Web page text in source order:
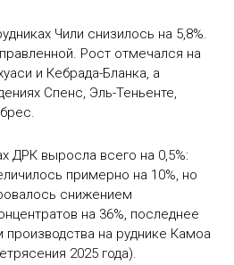
Чили снизилось на 5,8%.
Рост отмечался на
и Кебрада-Бланка, а
Спенс, Эль-Теньенте,
ДРК выросла всего на 0,5%:
примерно на 10%, но
снижением
на 36%, последнее
на руднике Камоа
2025 года).